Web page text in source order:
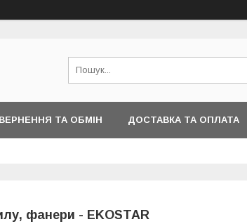
ТА ОБМІН ДОСТАВКА ТА ОПЛАТА
фанери - EKOSTAR